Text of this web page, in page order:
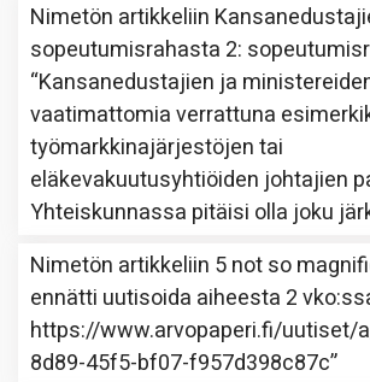
Nimetön artikkeliin
sopeutumisrahasta 2:
“Kansanedustajien ja
vaatimattomia verrattuna
työmarkkinajärjestöjen tai
eläkevakuutusyhtiöiden johtajien
Yhteiskunnassa pitäisi olla joku
Nimetön artikkeliin 5 not so
ennätti uutisoida aiheesta 2
https://www.arvopaperi.fi/uutiset/
8d89-45f5-bf07-f957d398c87c”